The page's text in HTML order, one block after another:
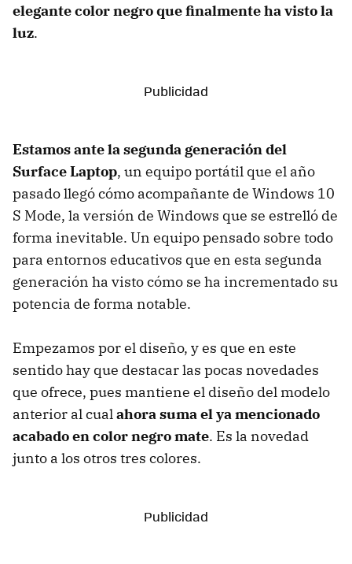
elegante color negro que finalmente ha visto la
luz.
Estamos ante la segunda generación del
Surface Laptop, un equipo portátil que el año
pasado llegó cómo acompañante de Windows 10
S Mode, la versión de Windows que se estrelló de
forma inevitable. Un equipo pensado sobre todo
para entornos educativos que en esta segunda
generación ha visto cómo se ha incrementado su
potencia de forma notable.
Empezamos por el diseño, y es que en este
sentido hay que destacar las pocas novedades
que ofrece, pues mantiene el diseño del modelo
anterior al cualahora suma el ya mencionado
acabado en color negro mate. Es la novedad
junto a los otros tres colores.